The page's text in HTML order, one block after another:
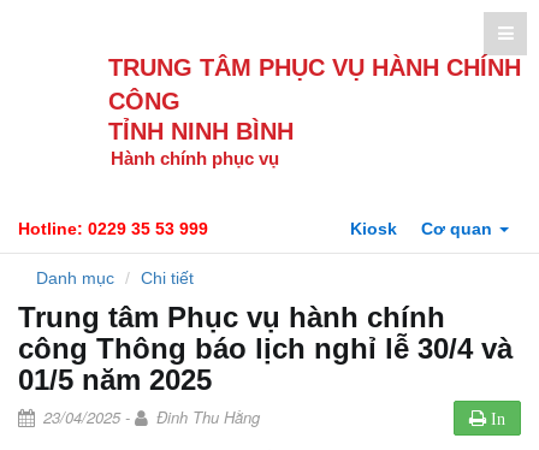
TRUNG TÂM PHỤC VỤ HÀNH CHÍNH
CÔNG
TỈNH NINH BÌNH
Hành chính phục vụ
Hotline: 0229 35 53 999 Kiosk Cơ quan
Danh mục Chi tiết
Trung tâm Phục vụ hành chính
công Thông báo lịch nghỉ lễ 30/4 và
01/5 năm 2025
23/04/2025 - Đinh Thu Hằng In